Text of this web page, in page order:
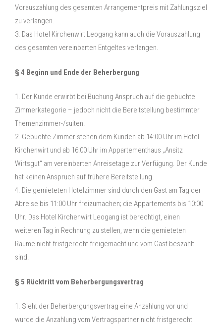
Vorauszahlung des gesamten Arrangementpreis mit Zahlungsziel
zu verlangen.
3. Das Hotel Kirchenwirt Leogang kann auch die Vorauszahlung
des gesamten vereinbarten Entgeltes verlangen.
§ 4 Beginn und Ende der Beherbergung
1. Der Kunde erwirbt bei Buchung Anspruch auf die gebuchte
Zimmerkategorie – jedoch nicht die Bereitstellung bestimmter
Themenzimmer-/suiten.
2. Gebuchte Zimmer stehen dem Kunden ab 14:00 Uhr im Hotel
Kirchenwirt und ab 16:00 Uhr im Appartementhaus „Ansitz
Wirtsgut“ am vereinbarten Anreisetage zur Verfügung. Der Kunde
hat keinen Anspruch auf frühere Bereitstellung.
4. Die gemieteten Hotelzimmer sind durch den Gast am Tag der
Abreise bis 11:00 Uhr freizumachen; die Appartements bis 10:00
Uhr. Das Hotel Kirchenwirt Leogang ist berechtigt, einen
weiteren Tag in Rechnung zu stellen, wenn die gemieteten
Räume nicht fristgerecht freigemacht und vom Gast beszahlt
sind.
§ 5 Rücktritt vom Beherbergungsvertrag
1. Sieht der Beherbergungsvertrag eine Anzahlung vor und
wurde die Anzahlung vom Vertragspartner nicht fristgerecht